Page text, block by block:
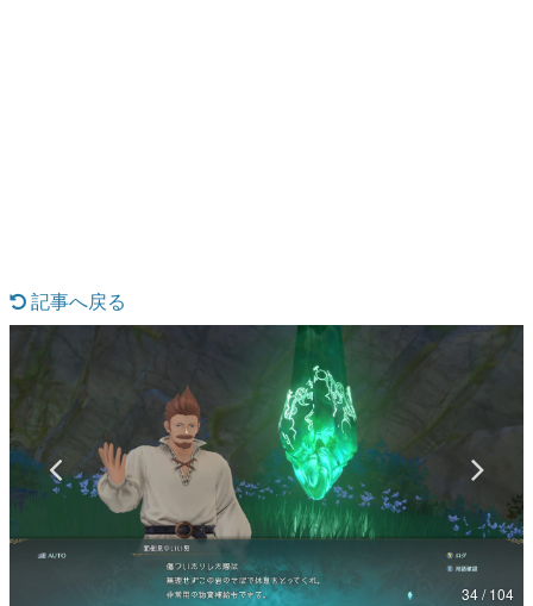
なんでゲームは面白い？
ゲーム開発者・hamatsu氏がゲームの魅力を画面や操作の
具体的な形から解き明かしていく、硬派で骨太な評論連載
です。
ゲームが変えた日本語
「経験値」「裏技」「ラスボス」… ゲームにまつわる言葉
の起源や用法の変遷を、コンピューター文化史研究家・タ
イニーP氏が徹底調査。
カテゴリ
記事へ戻る
34 / 104